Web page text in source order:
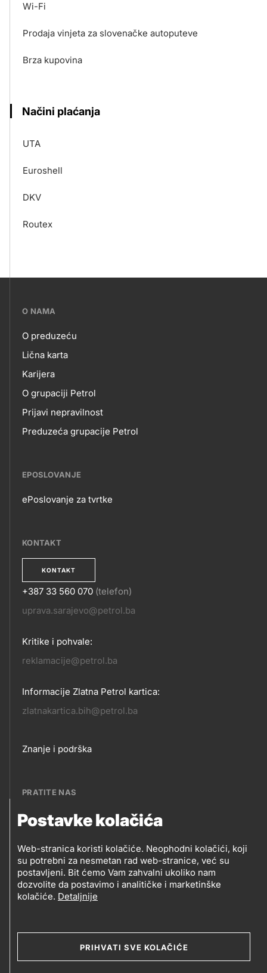
Postavke kolačića
Web-stranica koristi kolačiće. Neophodni kolačići, koji
su potrebni za nesmetan rad web-stranice, već su
postavljeni. Bit ćemo Vam zahvalni ukoliko nam
dozvolite da postavimo i analitičke i marketinške
kolačiće. Detaljnije
PRIHVATI SVE KOLAČIĆE
Wi-Fi
Prodaja vinjeta za slovenačke autoputeve
Brza kupovina
Načini plaćanja
UTA
Euroshell
DKV
Routex
???
skupno.footer-
title???
O NAMA
O
NAMA
O preduzeću
Lična karta
Karijera
O grupaciji Petrol
Prijavi nepravilnost
Preduzeća grupacije Petrol
EPOSLOVANJE
ePoslovanje za tvrtke
KONTAKT
KONTAKT
KONTAKT
+387 33 560 070 (telefon)
uprava.sarajevo@petrol.ba
Kritike i pohvale:
reklamacije@petrol.ba
Informacije Zlatna Petrol kartica:
zlatnakartica.bih@petrol.ba
Footer
Znanje i podrška
PRATITE NAS
PRATITE
NAS
Petrol BH Oil Company, d.o.o.
Džemala Bijedića 202, 71210 Ilidža, Sarajevo
Social
media
2019-2026 Petrol BH Oil Company d.o.o. i Petrol d.d.,